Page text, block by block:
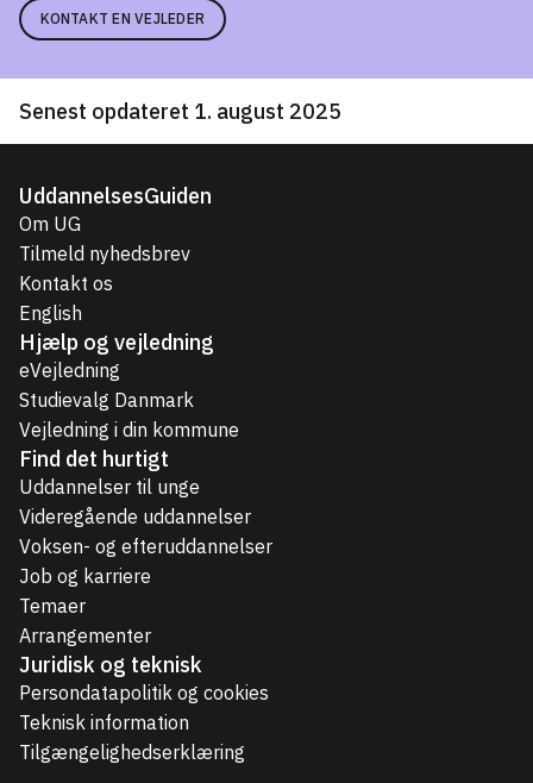
KONTAKT EN VEJLEDER
Senest opdateret 1. august 2025
UddannelsesGuiden
Om UG
Tilmeld nyhedsbrev
Kontakt os
English
Hjælp og vejledning
eVejledning
Studievalg Danmark
Vejledning i din kommune
Find det hurtigt
Uddannelser til unge
Videregående uddannelser
Voksen- og efteruddannelser
Job og karriere
Temaer
Arrangementer
Juridisk og teknisk
Persondatapolitik og cookies
Teknisk information
Tilgængelighedserklæring